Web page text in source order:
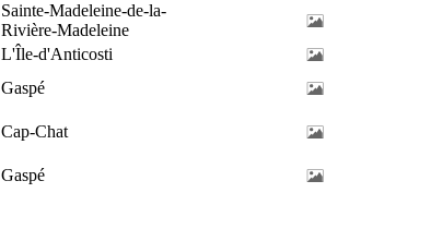
Sainte-Madeleine-de-la-
Rivière-Madeleine
L'Île-d'Anticosti
Gaspé
Cap-Chat
Gaspé